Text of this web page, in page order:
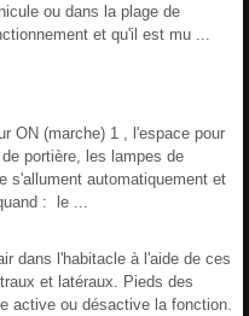
ou dans la plage de
et qu'il est mu ...
ON (marche) 1 , l'espace pour
portière, les lampes de
s'allument automatiquement et
: le ...
dans l'habitacle à l'aide de ces
et latéraux. Pieds des
active ou désactive la fonction.